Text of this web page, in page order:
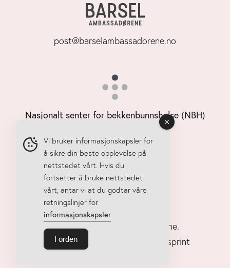
post@barselambassadorene.no
Nasjonalt senter for bekkenbunnshelse (NBH)
© 2025 • Barselambassadørene.
Personvernerklæring
. Drift Xpressprint
Vi bruker informasjonskapsler for
å sikre din beste opplevelse på
nettstedet vårt. Hvis du
fortsetter å bruke nettstedet
vårt, antar vi at du godtar våre
retningslinjer for
informasjonskapsler
I orden